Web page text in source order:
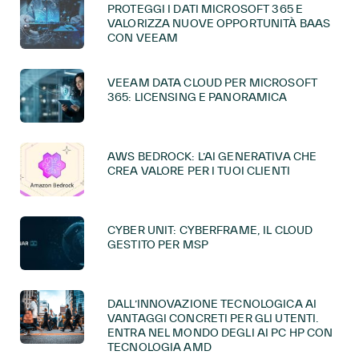
PROTEGGI I DATI MICROSOFT 365 E
VALORIZZA NUOVE OPPORTUNITÀ BAAS
CON VEEAM
VEEAM DATA CLOUD PER MICROSOFT
365: LICENSING E PANORAMICA
AWS BEDROCK: L’AI GENERATIVA CHE
CREA VALORE PER I TUOI CLIENTI
CYBER UNIT: CYBERFRAME, IL CLOUD
GESTITO PER MSP
DALL’INNOVAZIONE TECNOLOGICA AI
VANTAGGI CONCRETI PER GLI UTENTI.
ENTRA NEL MONDO DEGLI AI PC HP CON
TECNOLOGIA AMD